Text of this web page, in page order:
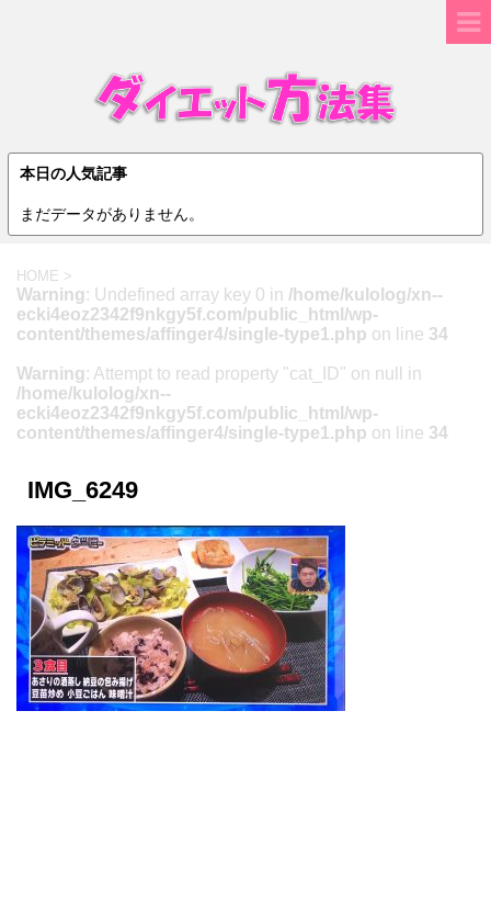
本日の人気記事
まだデータがありません。
HOME >
Warning: Undefined array key 0 in /home/kulolog/xn--
ecki4eoz2342f9nkgy5f.com/public_html/wp-
content/themes/affinger4/single-type1.php on line 34
Warning: Attempt to read property "cat_ID" on null in
/home/kulolog/xn--
ecki4eoz2342f9nkgy5f.com/public_html/wp-
content/themes/affinger4/single-type1.php on line 34
IMG_6249